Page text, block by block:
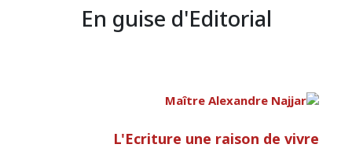
En guise d'Editorial
L'Ecriture une raison de vivre